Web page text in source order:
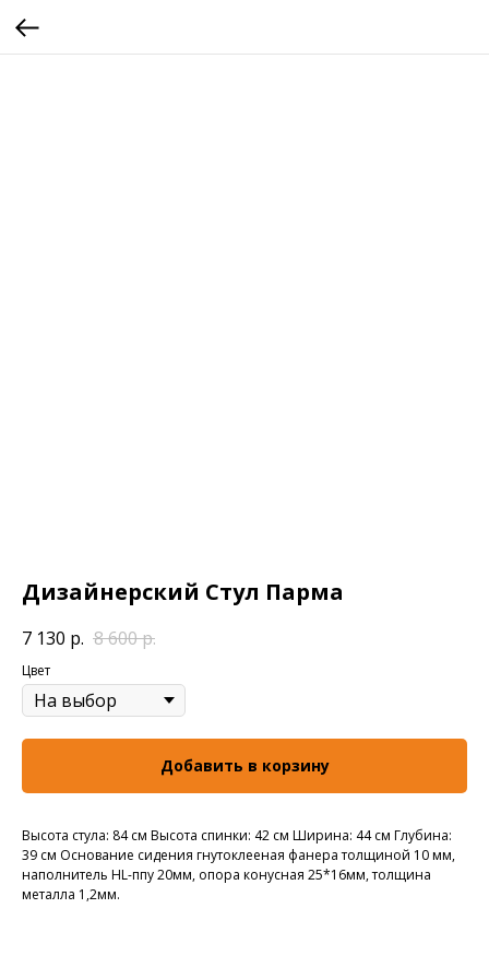
Дизайнерский Стул Парма
7 130 р. 8 600р.
Цвет
Добавить в корзину
Высота стула: 84 см Высота спинки: 42 см Ширина: 44 см Глубина:
39 см Основание сидения гнутоклееная фанера толщиной 10 мм,
наполнитель HL-ппу 20мм, опора конусная 25*16мм, толщина
металла 1,2мм.